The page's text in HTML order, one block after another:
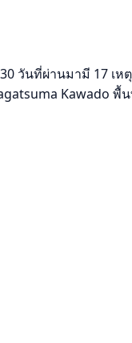
วันที่ผ่านมามี 17
Kawado